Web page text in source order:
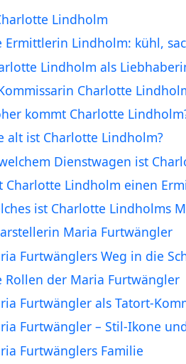
Lindholm
Ermittlerin Lindholm: kühl,
Lindholm als
Charlotte
kommt Charlotte
alt ist Charlotte Lindholm?
Dienstwagen ist
Charlotte Lindholm einen
ist Charlotte Lindholms
Maria Furtwängler
Furtwänglers Weg in die
Rollen der Maria Furtwängler
Furtwängler als Tatort-
Furtwängler – Stil-Ikone
Furtwänglers Familie